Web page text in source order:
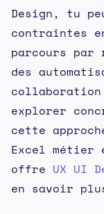
Design, tu
contraintes
parcours
des
explorer
cette
Excel métier
offre UX UI
en savoir